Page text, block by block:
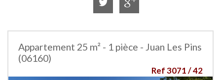
Appartement 25 m² - 1 pièce - Juan Les Pins
(06160)
Ref 3071 / 42